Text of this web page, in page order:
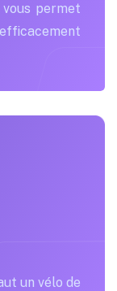
vous permet
un vélo de